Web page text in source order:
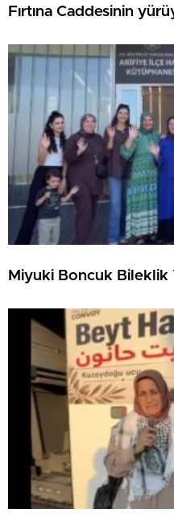
Fırtına Caddesinin
Miyuki Boncuk Bileklik